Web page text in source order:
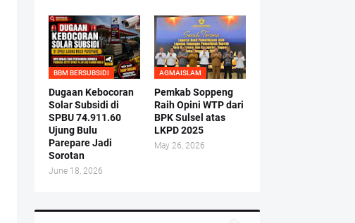
BBM BERSUBSIDI
Dugaan Kebocoran
Solar Subsidi di
SPBU 74.911.60
Ujung Bulu
Parepare Jadi
Sorotan
June 18, 2026
AGMAISLAM
Pemkab Soppeng
Raih Opini WTP dari
BPK Sulsel atas
LKPD 2025
May 26, 2026